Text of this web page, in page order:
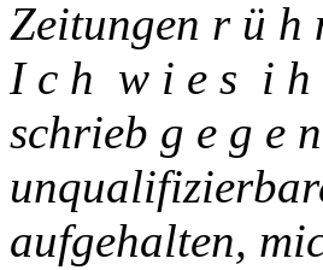
Zeitungen r ü
I c h w i e s i h
schrieb g e g e
aufgehalten,